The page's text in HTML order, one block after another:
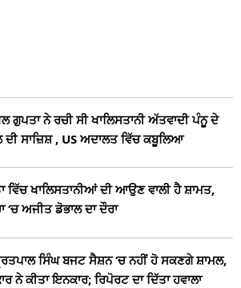
ਗੁਪਤਾ ਨੇ ਰਚੀ ਸੀ ਖਾਲਿਸਤਾਨੀ ਅੱਤਵਾਦੀ ਪੰਨੂ ਦੇ
ਸਾਜ਼ਿਸ਼ , US ਅਦਾਲਤ ਵਿੱਚ ਕਬੂਲਿਆ
ਵਿੱਚ ਖਾਲਿਸਤਾਨੀਆਂ ਦੀ ਆਉਣ ਵਾਲੀ ਹੈ ਸ਼ਾਮਤ,
‘ਚ ਅਜੀਤ ਡੋਭਾਲ ਦਾ ਦੌਰਾ
ਸਿੰਘ ਬਜਟ ਸੈਸ਼ਨ ‘ਚ ਨਹੀਂ ਹੋ ਸਕਣਗੇ ਸ਼ਾਮਲ,
ਨੇ ਕੀਤਾ ਇਨਕਾਰ; ਰਿਪੋਰਟ ਦਾ ਦਿੱਤਾ ਹਵਾਲਾ